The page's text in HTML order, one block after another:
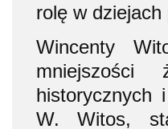
rolę w
Wincenty
mniejszości
historycznych
W. Witos,